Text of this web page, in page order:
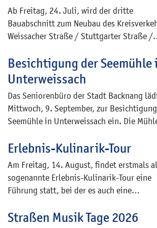
Ab Freitag, 24. Juli, wird der dritte
Bauabschnitt zum Neubau des
Weissacher Straße / Stuttgarter Straße /
südöstlichen Bereich des Kreisverkehrs,
zwischen der Weissacher Straße und der
Bushaltestelle Gesundheitszentrum in
Fahrtrichtung stadtauswärts umgebaut,
weitere Bushaltestelle in der Stuttgarter
Kreisverkehrs hergestellt.
Besichtigung der Seemühle
Unterweissach
Das Seniorenbüro der Stadt Backnang
Mittwoch, 9. September, zur
Seemühle in Unterweissach ein. Die
ins 13. Jahrhundert reicht. Heute ist die
Seemühle die einzige Mühle im
die noch gewerblich genutzt wird. Da
enge Treppen in der Mühle zu bewältigen
sollten alle gut zu Fuß sein. Im Anschluss
die Führung haben die Teilnehmerinnen
Teilnehmer noch die Möglichkeit, den
Erlebnis-Kulinarik-Tour
Am Freitag, 14. August, findet erstmals
sogenannte Erlebnis-Kulinarik-Tour eine
Führung statt, bei der es auch eine
dem diesmal an zwei Stationen bei
Straßen Musik Tage 2026